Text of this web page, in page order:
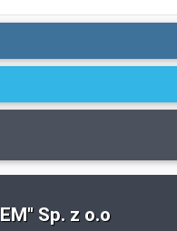
Sp. z o.o